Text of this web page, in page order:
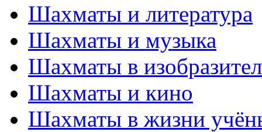
Шахматы и литература
Шахматы и музыка
Шахматы в
Шахматы и кино
Шахматы в жизни